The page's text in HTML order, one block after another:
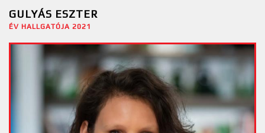
GULYÁS ESZTER
ÉV HALLGATÓJA 2021